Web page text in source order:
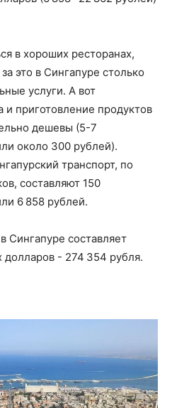
в хороших ресторанах,
это в Сингапуре столько
услуги. А вот
и приготовление продуктов
дешевы (5-7
около 300 рублей).
транспорт, по
составляют 150
6 858 рублей.
Сингапуре составляет
долларов - 274 354 рубля.